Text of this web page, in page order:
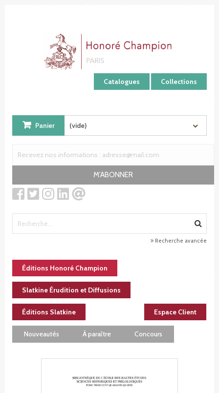
Catalogues Collections
Panier (vide)
M'ABONNER
Recherche avancée
Éditions Honoré Champion
Slatkine Érudition et Diffusions
Éditions Slatkine Espace Client
Nouveautés À paraître Concours